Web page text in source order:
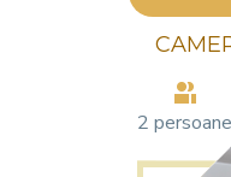
2 persoane